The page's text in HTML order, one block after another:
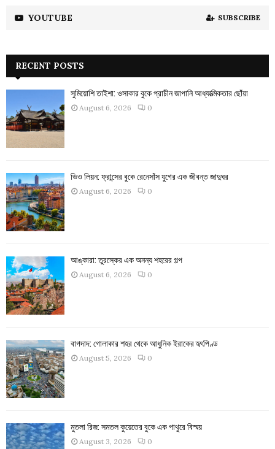
YOUTUBE SUBSCRIBE
RECENT POSTS
সুমিয়োশি তাইশা: ওসাকার বুকে প্রাচীন জাপানি আধ্যাত্মিকতার ছোঁয়া
August 6, 2026 0
ভিও লিয়ন: ফ্রান্সের বুকে রেনেসাঁস যুগের এক জীবন্ত জাদুঘর
August 6, 2026 0
আঙ্কারা: তুরস্কের এক অনন্য শহরের গল্প
August 6, 2026 0
বাগদাদ: গোলাকার শহর থেকে আধুনিক ইরাকের হৃৎপিণ্ড
August 5, 2026 0
মুতলা রিজ: সমতল কুয়েতের বুকে এক পাথুরে বিস্ময়
August 3, 2026 0